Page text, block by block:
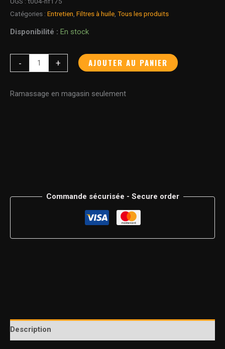
Catégories : Entretien Filtres à huile Tous les produits
Disponibilité : En stock
- + AJOUTER AU PANIER
Ramassage en magasin seulement
Commande sécurisée - Secure order
Description